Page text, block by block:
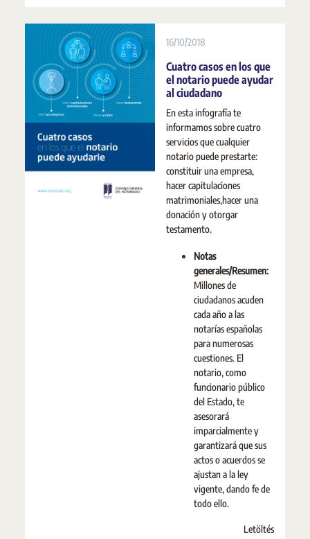
16/10/2018
Cuatro casos en los que
el notario puede ayudar
al ciudadano
En esta infografía te
informamos sobre cuatro
servicios que cualquier
notario puede prestarte:
constituir una empresa,
hacer capitulaciones
matrimoniales,hacer una
donación y otorgar
testamento.
Notas
generales/Resumen:
Millones de
ciudadanos acuden
cada año a las
notarías españolas
para numerosas
cuestiones. El
notario, como
funcionario público
del Estado, te
asesorará
imparcialmente y
garantizará que sus
actos o acuerdos se
ajustan a la ley
vigente, dando fe de
todo ello.
Letöltés